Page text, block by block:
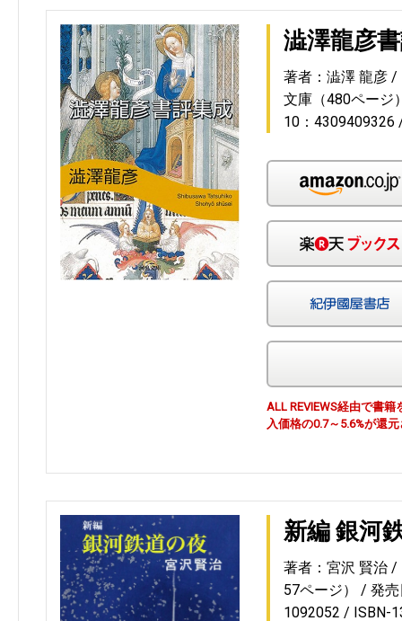
澁澤龍彦
著者：澁澤 龍彦
文庫（480ページ
10：4309409326
ALL REVIEWS経由で書
入価格の0.7～5.6%が還
新編 銀河
著者：宮沢 賢治
57ページ）
発
1092052
ISBN-